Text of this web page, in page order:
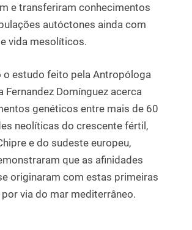
e transferiram conhecimentos
autóctones ainda com
vida mesolíticos.
o estudo feito pela Antropóloga
Fernandez Domínguez acerca
genéticos entre mais de 60
neolíticas do crescente fértil,
e do sudeste europeu,
que as afinidades
originaram com estas primeiras
via do mar mediterrâneo.